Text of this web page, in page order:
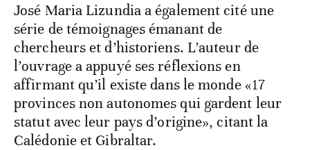
José Maria Lizundia a également cité une
série de témoignages émanant de
chercheurs et d’historiens. L’auteur de
l’ouvrage a appuyé ses réflexions en
affirmant qu’il existe dans le monde «17
provinces non autonomes qui gardent leur
statut avec leur pays d’origine», citant la
Calédonie et Gibraltar.